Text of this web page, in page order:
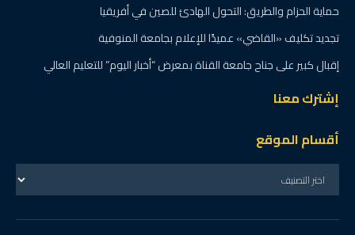
حماية الحزام والطريق: التحول الهادئ للصين في أفريقيا
تجديد تكليف «القاضي» عميدًا للإعلام بجامعة المنوفية
إقبال كبير على جناح جامعة القناة بمعرض “أخبار اليوم” للتعليم العالي
إشترك معنا
أقسام الموقع